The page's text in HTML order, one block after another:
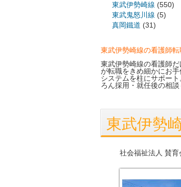
東武伊勢崎線 (550)
東武鬼怒川線 (5)
真岡鐵道 (31)
東武伊勢崎線の看護師
東武伊勢崎線の看護師
が転職をきめ細かにお
システムを柱にサポー
ろん採用・就任後の相談
東武伊勢
社会福祉法人 賛育